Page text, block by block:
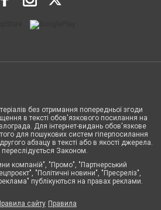
без отримання попередньої згоди
в тексті обов'язкового посилання на
Для інтернет-видань обов'язкове
для пошукових систем гіперпосилання
абзацу в тексті або в якості джерела.
Законом.
компаній", "Промо", "Партнерський
"Політичні новини", "Пресреліз",
публікуються на правах реклами.
сайту Правила